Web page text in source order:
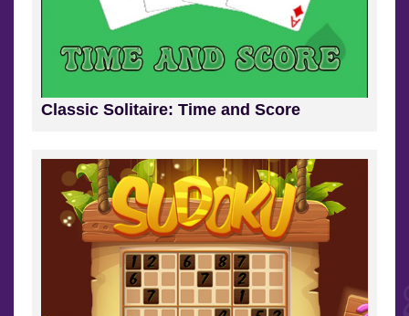
Classic Solitaire: Time and Score